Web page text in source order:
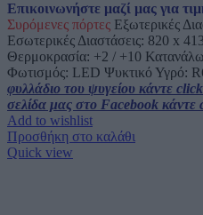
Επικοινωνήστε μαζί μας για
Συρόμενες πόρτες Εξωτερικές
Εσωτερικές Διαστάσεις: 820 x
Θερμοκρασία: +2 / +10
Φωτισμός: LED Ψυκτικό Υγρό:
φυλλάδιο του ψυγείου κάντε
σελίδα μας στο Facebook κάντε
Add to wishlist
Προσθήκη στο καλάθι
Quick view